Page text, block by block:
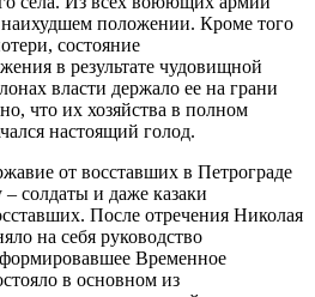
положении. Кроме того
состояние
в результате чудовищной
власти держало ее на грани
что их хозяйства в полном
настоящий голод.
от восставших в Петрограде
– солдаты и даже казаки
После отречения Николая
на себя руководство
Временное
в основном из